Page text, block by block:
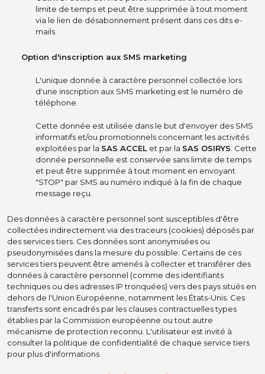
limite de temps et peut être supprimée à tout moment
via le lien de désabonnement présent dans ces dits e-
mails.
Option d'inscription aux SMS marketing
L'unique donnée à caractère personnel collectée lors
d'une inscription aux SMS marketing est le numéro de
téléphone.
Cette donnée est utilisée dans le but d'envoyer des SMS
informatifs et/ou promotionnels concernant les activités
exploitées par la SAS ACCEL et par la SAS OSIRYS . Cette
donnée personnelle est conservée sans limite de temps
et peut être supprimée à tout moment en envoyant
"STOP" par SMS au numéro indiqué à la fin de chaque
message reçu.
Des données à caractère personnel sont susceptibles d'être
collectées indirectement via des traceurs (cookies) déposés par
des services tiers. Ces données sont anonymisées ou
pseudonymisées dans la mesure du possible. Certains de ces
services tiers peuvent être amenés à collecter et transférer des
données à caractère personnel (comme des identifiants
techniques ou des adresses IP tronquées) vers des pays situés en
dehors de l'Union Européenne, notamment les États-Unis. Ces
transferts sont encadrés par les clauses contractuelles types
établies par la Commission européenne ou tout autre
mécanisme de protection reconnu. L'utilisateur est invité à
consulter la politique de confidentialité de chaque service tiers
pour plus d'informations.